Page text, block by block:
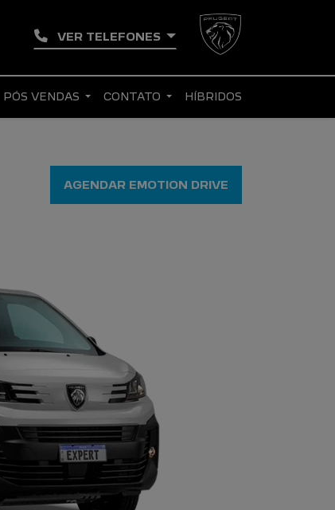
VER TELEFONES
PÓS VENDAS CONTATO HÍBRIDOS
AGENDAR EMOTION DRIVE